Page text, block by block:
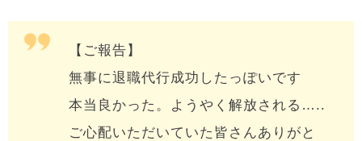
【ご報告】
無事に退職代行成功したっぽいです
本当良かった。ようやく解放される…..
ご心配いただいていた皆さんありがと